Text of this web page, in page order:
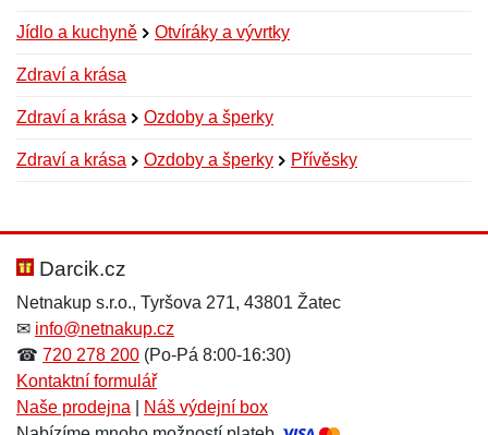
Jídlo a kuchyně Otvíráky a vývrtky
Zdraví a krása
Zdraví a krása Ozdoby a šperky
Zdraví a krása Ozdoby a šperky Přívěsky
Hodnocení:
Jméno: *
Jméno:
E-mail:*
Darcik.cz
Netnakup s.r.o., Tyršova 271, 43801 Žatec
✉ info@netnakup.cz
☎ 720 278 200 (Po-Pá 8:00-16:30)
Kontaktní formulář
Naše prodejna
Náš výdejní box